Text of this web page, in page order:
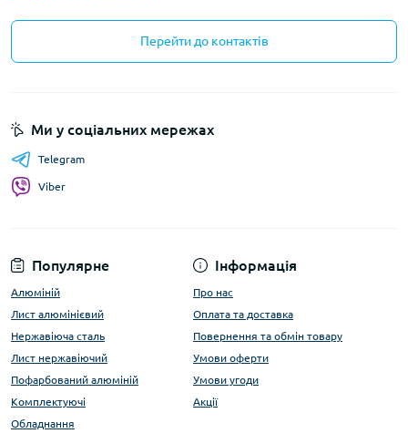
Перейти до контактів
Популярне
Алюміній
Лист алюмінієвий
Нержавіюча сталь
Лист нержавіючий
Пофарбований алюміній
Комплектуючі
Обладнання
Інформація
Про нас
Оплата та доставка
Повернення та обмін товару
Умови оферти
Умови угоди
Акції
Ми у соціальних мережах
Telegram
Viber